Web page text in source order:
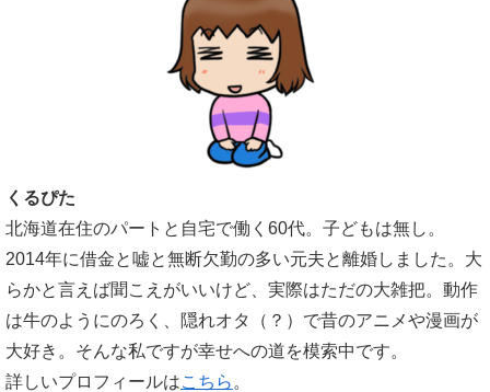
くるぴた
北海道在住のパートと自宅で働く60代。子どもは無し。
2014年に借金と嘘と無断欠勤の多い元夫と離婚しました。大
らかと言えば聞こえがいいけど、実際はただの大雑把。動作
は牛のようにのろく、隠れオタ（？）で昔のアニメや漫画が
大好き。そんな私ですが幸せへの道を模索中です。
詳しいプロフィールはこちら 。